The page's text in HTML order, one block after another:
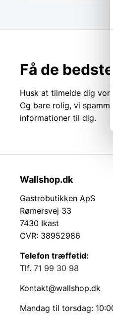
Få de
Husk at tilmelde dig
Og bare rolig, vi
informationer til dig.
Wallshop.dk
Gastrobutikken ApS
Rømersvej 33
7430 Ikast
CVR: 38952986
Telefon træffetid:
Tlf. 71 99 30 98
Kontakt@wallshop.dk
Mandag til torsdag: